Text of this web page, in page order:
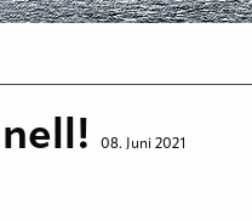
08. Juni 2021